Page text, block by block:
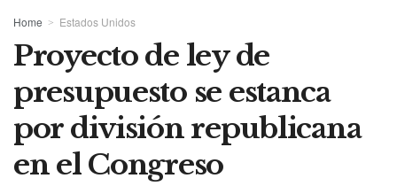
Home Estados Unidos
Proyecto de ley de
presupuesto se estanca
por división republicana
en el Congreso